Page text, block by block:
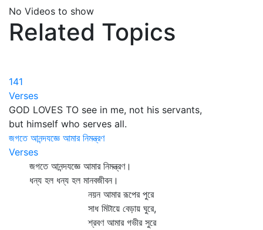
No Videos to show
Related Topics
141
Verses
GOD LOVES TO see in me, not his servants,
but himself who serves all.
জগতে আনন্দযজ্ঞে আমার নিমন্ত্রণ
Verses
জগতে আনন্দযজ্ঞে আমার নিমন্ত্রণ।
ধন্য হল ধন্য হল মানবজীবন।
নয়ন আমার রূপের পুরে
সাধ মিটায়ে বেড়ায় ঘুরে,
শ্রবণ আমার গভীর সুরে